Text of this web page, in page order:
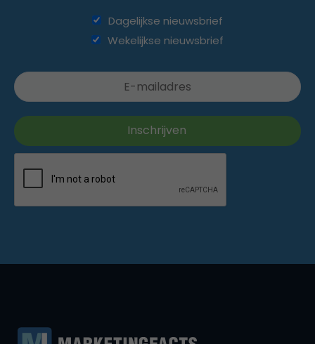
Dagelijkse nieuwsbrief
Wekelijkse nieuwsbrief